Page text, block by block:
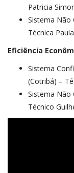
Patricia
Sistema Não
Técnica
Eficiência
Sistema
(Cotribá) –
Sistema Não
Técnico